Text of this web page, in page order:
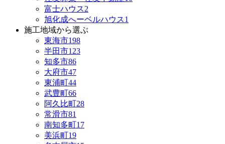
富士ハウス2
旭化成へーベルハウス1
施工地域から選ぶ
東海市198
半田市123
知多市86
大府市47
東浦町44
武豊町66
阿久比町28
常滑市81
南知多町17
美浜町19